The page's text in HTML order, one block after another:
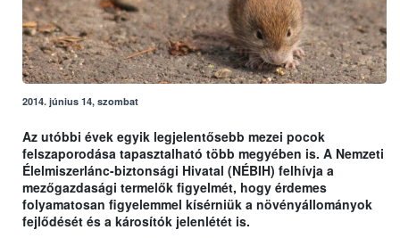
2014. június 14, szombat
Az utóbbi évek egyik legjelentősebb mezei pocok
felszaporodása tapasztalható több megyében is. A Nemzeti
Élelmiszerlánc-biztonsági Hivatal (NÉBIH) felhívja a
mezőgazdasági termelők figyelmét, hogy érdemes
folyamatosan figyelemmel kísérniük a növényállományok
fejlődését és a károsítók jelenlétét is.